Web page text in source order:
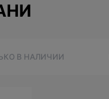
В НАЛИЧИИ